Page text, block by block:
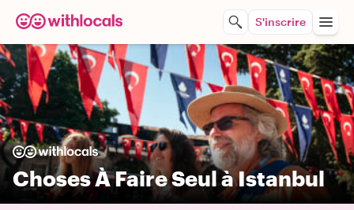
S'inscrire
Choses À Faire Seul à Istanbul